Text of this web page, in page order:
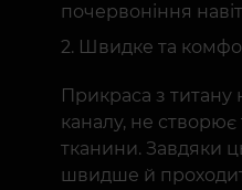
почервоніння
Швидке та
Прикраса з
каналу, не створює
тканини. Завдяки
швидше й